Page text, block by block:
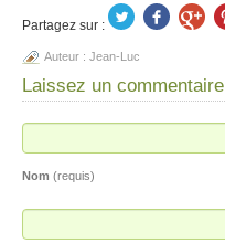
Partagez sur :
Auteur : Jean-Luc
Laissez un commentaire
Nom (requis)